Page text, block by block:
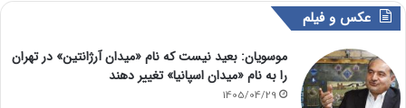
عکس و فیلم
موسویان: بعید نیست که نام «میدان آرژانتین» در تهران
را به نام «میدان اسپانیا» تغییر دهند
1405/04/29